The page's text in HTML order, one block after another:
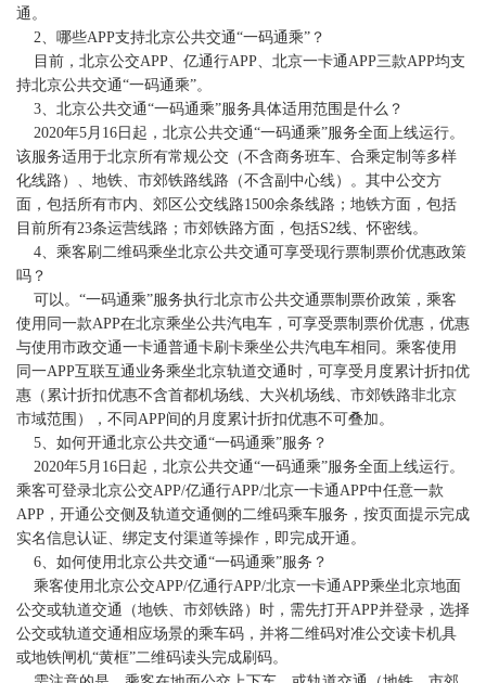
通。
2、哪些APP支持北京公共交通“一码通乘”？
目前，北京公交APP、亿通行APP、北京一卡通APP三款APP均支
持北京公共交通“一码通乘”。
3、北京公共交通“一码通乘”服务具体适用范围是什么？
2020年5月16日起，北京公共交通“一码通乘”服务全面上线运行。
该服务适用于北京所有常规公交（不含商务班车、合乘定制等多样
化线路）、地铁、市郊铁路线路（不含副中心线）。其中公交方
面，包括所有市内、郊区公交线路1500余条线路；地铁方面，包括
目前所有23条运营线路；市郊铁路方面，包括S2线、怀密线。
4、乘客刷二维码乘坐北京公共交通可享受现行票制票价优惠政策
吗？
可以。“一码通乘”服务执行北京市公共交通票制票价政策，乘客
使用同一款APP在北京乘坐公共汽电车，可享受票制票价优惠，优惠
与使用市政交通一卡通普通卡刷卡乘坐公共汽电车相同。乘客使用
同一APP互联互通业务乘坐北京轨道交通时，可享受月度累计折扣优
惠（累计折扣优惠不含首都机场线、大兴机场线、市郊铁路非北京
市域范围），不同APP间的月度累计折扣优惠不可叠加。
5、如何开通北京公共交通“一码通乘”服务？
2020年5月16日起，北京公共交通“一码通乘”服务全面上线运行。
乘客可登录北京公交APP/亿通行APP/北京一卡通APP中任意一款
APP，开通公交侧及轨道交通侧的二维码乘车服务，按页面提示完成
实名信息认证、绑定支付渠道等操作，即完成开通。
6、如何使用北京公共交通“一码通乘”服务？
乘客使用北京公交APP/亿通行APP/北京一卡通APP乘坐北京地面
公交或轨道交通（地铁、市郊铁路）时，需先打开APP并登录，选择
公交或轨道交通相应场景的乘车码，并将二维码对准公交读卡机具
或地铁闸机“黄框”二维码读头完成刷码。